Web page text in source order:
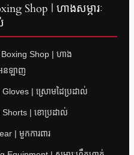
Shop | ហាងសម្ភារៈ
Shop | ហាង
នឡាញ
Gloves | ស្រោមដៃប្រដាល់
Shorts | ខោប្រដាល់
| មួកការពារ